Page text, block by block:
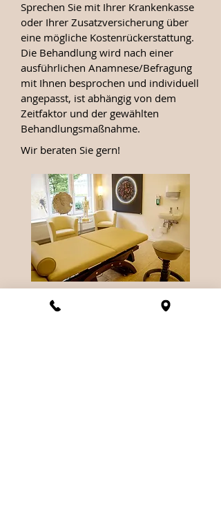
Sprechen Sie mit Ihrer Krankenkasse
oder Ihrer Zusatzversicherung über
eine mögliche Kostenrückerstattung.
Die Behandlung wird nach einer
ausführlichen Anamnese/Befragung
mit Ihnen besprochen und individuell
angepasst, ist abhängig von dem
Zeitfaktor und der gewählten
Behandlungsmaßnahme.
Wir beraten Sie gern!